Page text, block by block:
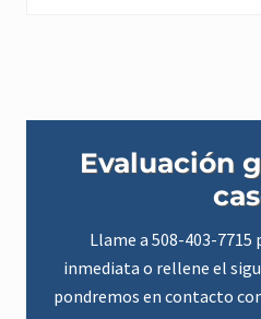
lateral
Evaluación
Llame a 508-403-7715
inmediata o rellene el
pondremos en contacto